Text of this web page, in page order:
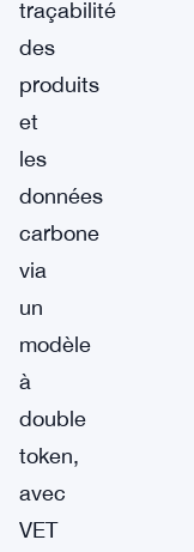
traçabilité
des
produits
et
les
données
carbone
via
un
modèle
à
double
token,
avec
VET